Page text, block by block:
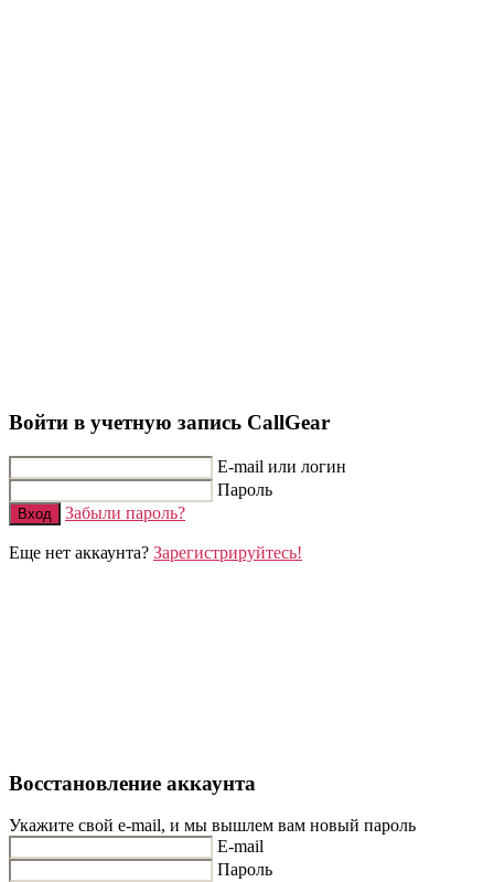
Войти в учетную запись CallGear
E-mail или логин
Пароль
Вход Забыли пароль?
Еще нет аккаунта? Зарегистрируйтесь!
Восстановление аккаунта
Укажите свой e-mail, и мы вышлем вам новый пароль
E-mail
Пароль